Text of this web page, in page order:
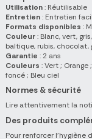
Utilisation: Réutilisable
Entretien: Entretien
Formats disponibles :
Couleur: Blanc, vert,
baltique, rubis, chocolat,
Garantie : 2 ans
Couleurs : Vert ; Orange
foncé ; Bleu ciel
Normes & sécurité
Lire attentivement la
Des produits
Pour renforcer l'hygiène